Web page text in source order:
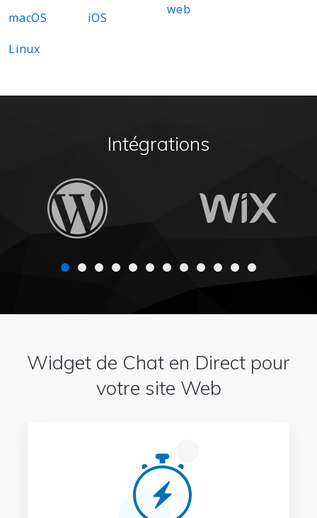
macOS
Linux
iOS
web
Intégrations
Widget de Chat en Direct pour
votre site Web